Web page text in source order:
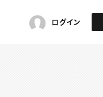
ログイン